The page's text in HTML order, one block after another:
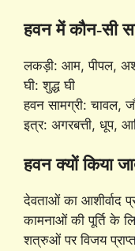
हवन में कौन-सी
लकड़ी: आम, पीपल,
घी: शुद्ध घी
हवन सामग्री: चावल,
इत्र: अगरबत्ती, धूप,
हवन क्यों किया
देवताओं का आशीर्वाद
कामनाओं की पूर्ति के
शत्रुओं पर विजय